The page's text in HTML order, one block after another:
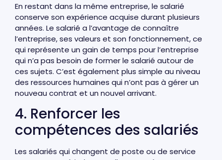
En restant dans la même entreprise, le salarié
conserve son expérience acquise durant plusieurs
années. Le salarié a l’avantage de connaître
l’entreprise, ses valeurs et son fonctionnement, ce
qui représente un gain de temps pour l’entreprise
qui n’a pas besoin de former le salarié autour de
ces sujets. C’est également plus simple au niveau
des ressources humaines qui n’ont pas à gérer un
nouveau contrat et un nouvel arrivant.
4. Renforcer les
compétences des salariés
Les salariés qui changent de poste ou de service